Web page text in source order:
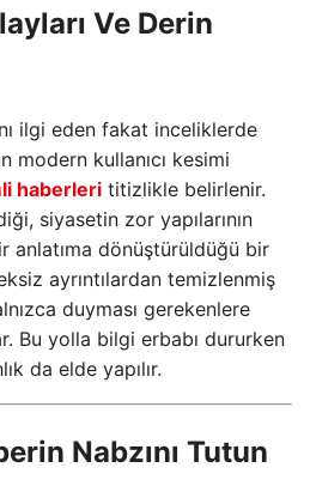
Ve Derin
ilgi eden fakat inceliklerde
modern kullanıcı kesimi
haberleri titizlikle belirlenir.
siyasetin zor yapılarının
anlatıma dönüştürüldüğü bir
ayrıntılardan temizlenmiş
duyması gerekenlere
Bu yolla bilgi erbabı dururken
da elde yapılır.
Nabzını Tutun